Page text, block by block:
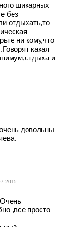
шикарных
без
отдыхать,то
ни кому,что
какая
и
довольны.
,все просто